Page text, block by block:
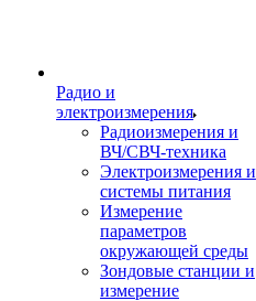
Радио и
электроизмерения
Радиоизмерения и
ВЧ/СВЧ-техника
Электроизмерения и
системы питания
Измерение
параметров
окружающей среды
Зондовые станции и
измерение